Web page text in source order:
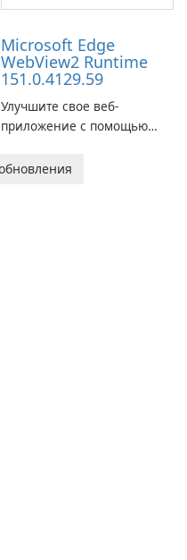
Microsoft Edge
WebView2 Runtime
151.0.4129.59
Улучшите свое веб-
приложение с помощью
Microsoft Edge WebView2!